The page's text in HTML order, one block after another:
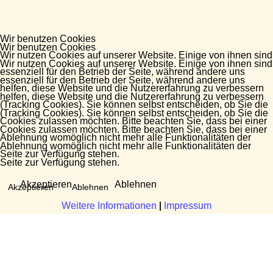
Wir benutzen Cookies
Wir nutzen Cookies auf unserer Website. Einige von ihnen sind
essenziell für den Betrieb der Seite, während andere uns
helfen, diese Website und die Nutzererfahrung zu verbessern
(Tracking Cookies). Sie können selbst entscheiden, ob Sie die
Cookies zulassen möchten. Bitte beachten Sie, dass bei einer
Ablehnung womöglich nicht mehr alle Funktionalitäten der
Seite zur Verfügung stehen.
Akzeptieren Ablehnen
Weitere Informationen Impressum
Wir benutzen Cookies
Wir nutzen Cookies auf unserer Website. Einige von ihnen sind
essenziell für den Betrieb der Seite, während andere uns
helfen, diese Website und die Nutzererfahrung zu verbessern
(Tracking Cookies). Sie können selbst entscheiden, ob Sie die
Cookies zulassen möchten. Bitte beachten Sie, dass bei einer
Ablehnung womöglich nicht mehr alle Funktionalitäten der
Seite zur Verfügung stehen.
Akzeptieren Ablehnen
Weitere Informationen Impressum